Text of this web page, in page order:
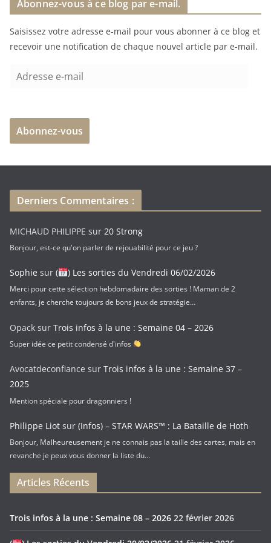
g
e
m
e
t
Abonnez-vous à ce blog par e-mail.
Saisissez votre adresse e-mail pour vous abonner à ce blog et
recevoir une notification de chaque nouvel article par e-mail.
e
s
-
i
l
Abonnez-vous
Derniers Commentaires :
MICHAUD PHILIPPE sur 20 Strong
Bonjour, est-ce qu'on parler de rejouabilité pour ce jeu ?
Sophie sur ( ) Les sorties du Vendredi 06/02/2026
Merci pour cette sélection hebdomadaire des sorties ! Maman de 2
enfants, je cherche toujours de bons jeux de stratégie…
Opack sur Trois infos à la une : Semaine 04 – 2026
Super idée ce petit condensé d'infos
Avocatdeconfiance sur Trois infos à la une : Semaine 37 –
2025
Mention spéciale pour dragonniers !
Philippe Liot sur (Infos) – STAR WARS™ : La Bataille de Hoth
Bonjour, Malheureusement je ne connais pas la taille des cartes, mais en
revanche je peux vous donner la liste du…
Articles Récents
Trois infos à la une : Semaine 08 – 2026 22 février 2026